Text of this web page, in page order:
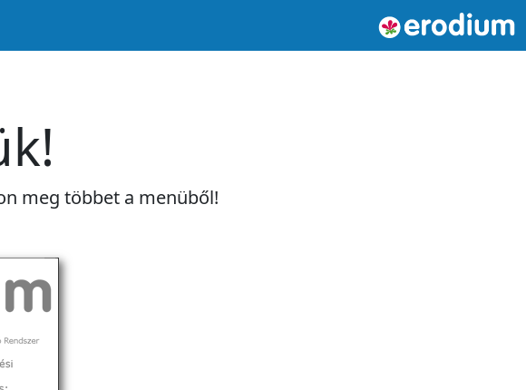
meg többet a menüből!